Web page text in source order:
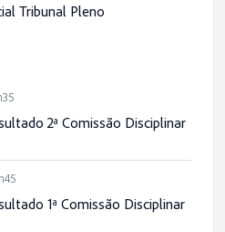
Tribunal Pleno
2ª Comissão Disciplinar
1ª Comissão Disciplinar